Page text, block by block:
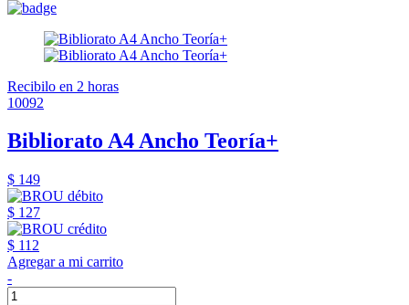
Recibilo en 2 horas
10092
Bibliorato A4 Ancho Teoría+
$ 149
$ 127
$ 112
Agregar a mi carrito
-